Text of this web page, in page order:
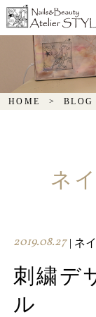
刺繍
HOME BLOG
ネ
2019.08.27| ネ
刺繍デ
ル